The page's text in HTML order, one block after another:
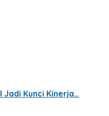
Jadi Kunci Kinerja…